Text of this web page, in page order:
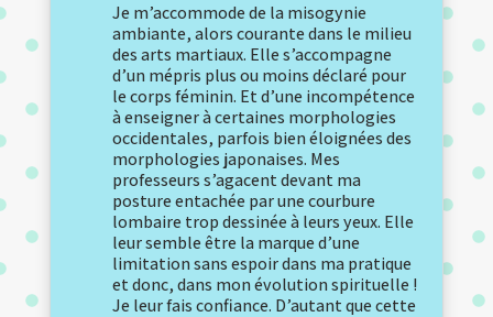
Je m’accommode de la misogynie
ambiante, alors courante dans le milieu
des arts martiaux. Elle s’accompagne
d’un mépris plus ou moins déclaré pour
le corps féminin. Et d’une incompétence
à enseigner à certaines morphologies
occidentales, parfois bien éloignées des
morphologies japonaises. Mes
professeurs s’agacent devant ma
posture entachée par une courbure
lombaire trop dessinée à leurs yeux. Elle
leur semble être la marque d’une
limitation sans espoir dans ma pratique
et donc, dans mon évolution spirituelle !
Je leur fais confiance. D’autant que cette